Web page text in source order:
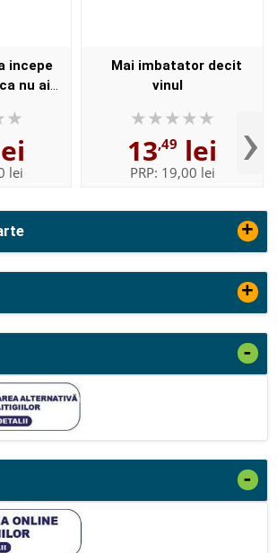
+
+
-
-
incepe
nu ai
lei
Mai imbatator decit
vinul
13,49 lei
PRP: 19,00 lei ›